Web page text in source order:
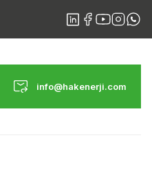
info@hakenerji.com